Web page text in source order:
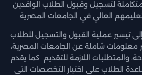
لتسجيل وقبول الطلاب الوافدين
تعليمهم العالي في الجامعات المصرية.
تيسير عملية القبول والتسجيل للطلاب
معلومات شاملة عن الجامعات المصرية،
والمتطلبات اللازمة للتقديم. كما يقدم
الطلاب على اختيار التخصصات التي